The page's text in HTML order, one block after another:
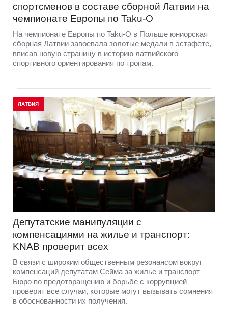
спортсменов в составе сборной Латвии на
чемпионате Европы по Taku-O
На чемпионате Европы по Taku-O в Польше юниорская
сборная Латвии завоевала золотые медали в эстафете,
вписав новую страницу в историю латвийского
спортивного ориентирования по тропам.
ЛАТВИЯ
Депутатские манипуляции с
компенсациями на жилье и транспорт:
KNAB проверит всех
В связи с широким общественным резонансом вокруг
компенсаций депутатам Сейма за жилье и транспорт
Бюро по предотвращению и борьбе с коррупцией
проверит все случаи, которые могут вызывать сомнения
в обоснованности их получения.